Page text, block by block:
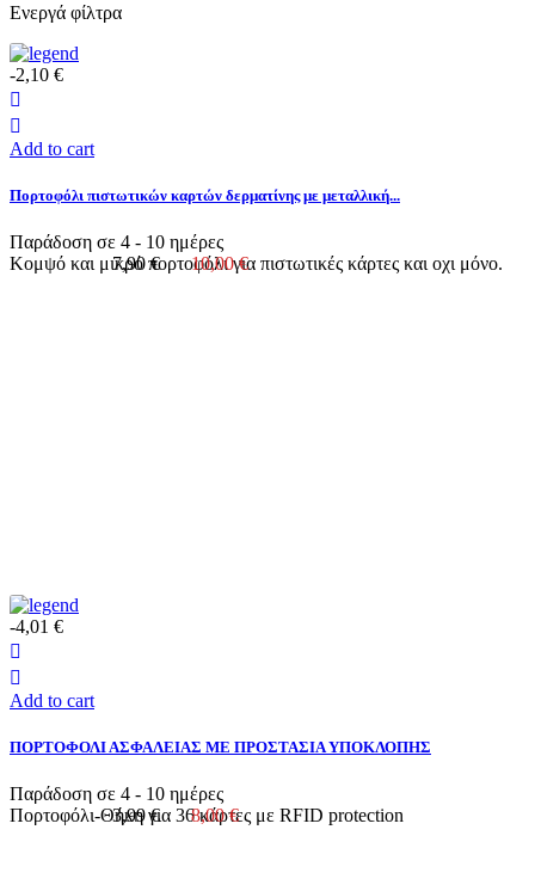
Ενεργά φίλτρα
-2,10 €
Add to cart
Πορτοφόλι πιστωτικών καρτών δερματίνης με μεταλλική...
Παράδοση σε 4 - 10 ημέρες
7,90 €
10,00 €
Κομψό και μικρό πορτοφόλι για πιστωτικές κάρτες και οχι μόνο.
-4,01 €
Add to cart
ΠΟΡΤΟΦΟΛΙ ΑΣΦΑΛΕΙΑΣ ΜΕ ΠΡΟΣΤΑΣΙΑ ΥΠΟΚΛΟΠΗΣ
Παράδοση σε 4 - 10 ημέρες
3,99 €
8,00 €
Πορτοφόλι-Θήκη για 36 κάρτες με RFID protection